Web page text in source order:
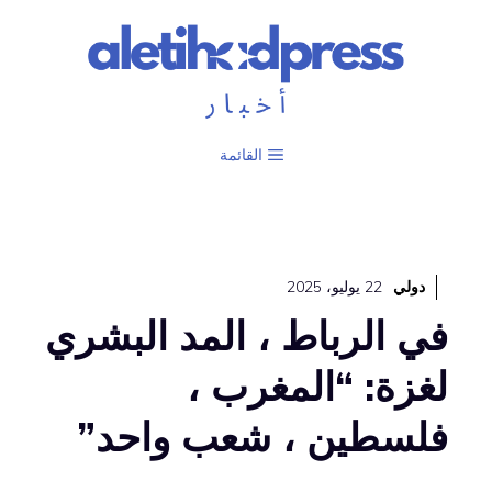
القائمة
دولي 22 يوليو، 2025
في الرباط ، المد البشري
لغزة: “المغرب ،
فلسطين ، شعب واحد”